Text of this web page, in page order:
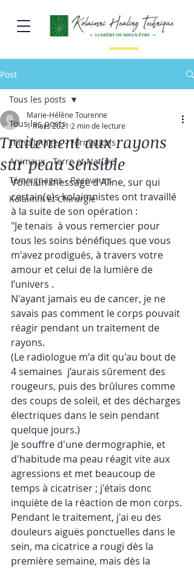
Post
Tous les posts
Témoignages - Formations
Animaux - Terre et Nature
Témoignages - Receveurs
Kolaimni et Chirurgie
Tous les posts
Traitement aux rayons
sur peau sensible
Marie-Hélène Tourenne
1 mars 2021 2 min de lecture
Voici un message d'Aline, sur qui
certain(e)s kolaimnistes ont travaillé
à la suite de son opération :
"Je tenais  à vous remercier pour
tous les soins bénéfiques que vous
m'avez prodigués, à travers votre
amour et celui de la lumière de
l’univers .
N'ayant jamais eu de cancer, je ne
savais pas comment le corps pouvait
réagir pendant un traitement de
rayons.
(Le radiologue m'a dit qu'au bout de
4 semaines  j’aurais sûrement des
rougeurs, puis des brûlures comme
des coups de soleil, et des décharges
électriques dans le sein pendant
quelque jours.)
Je souffre d'une dermographie, et
d'habitude ma peau réagit vite aux
agressions et met beaucoup de
temps à cicatriser ; j'étais donc
inquiète de la réaction de mon corps.
Pendant le traitement, j'ai eu des
douleurs aiguës ponctuelles dans le
sein, ma cicatrice a rougi dès la
première semaine, mais dès la